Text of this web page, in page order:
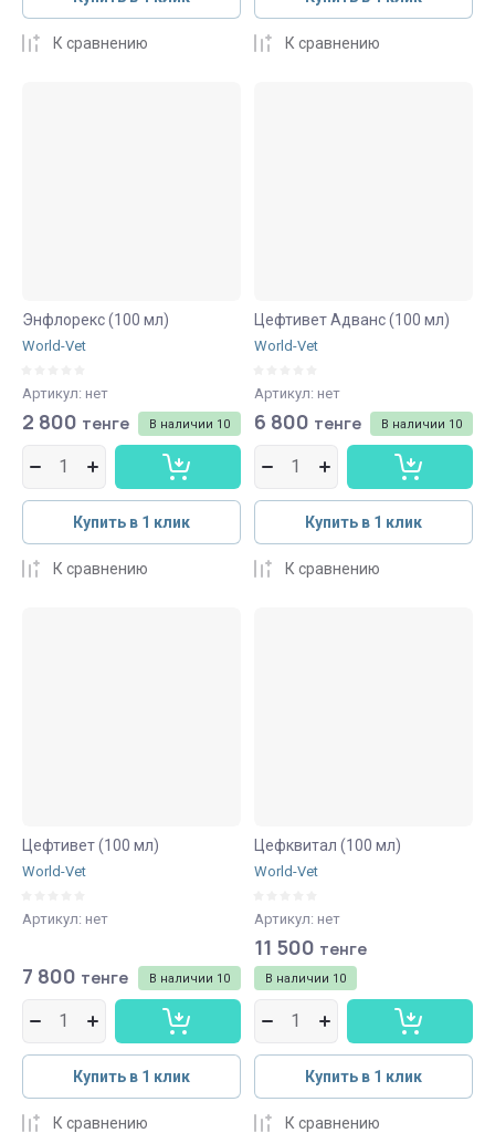
К сравнению К сравнению
Энфлорекс (100 мл)
World-Vet
Артикул: нет
В наличии 10
2 800 тенге
Купить в 1 клик
К сравнению
Цефтивет Адванс (100 мл)
World-Vet
Артикул: нет
В наличии 10
6 800 тенге
Купить в 1 клик
К сравнению
Цефтивет (100 мл)
World-Vet
Артикул: нет
В наличии 10
7 800 тенге
Купить в 1 клик
К сравнению
Цефквитал (100 мл)
World-Vet
Артикул: нет
В наличии 10
11 500 тенге
Купить в 1 клик
К сравнению